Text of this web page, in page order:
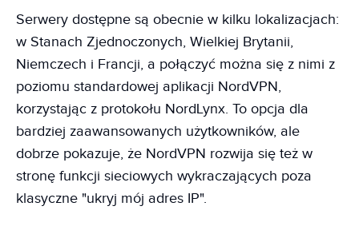
Serwery dostępne są obecnie w kilku lokalizacjach:
w Stanach Zjednoczonych, Wielkiej Brytanii,
Niemczech i Francji, a połączyć można się z nimi z
poziomu standardowej aplikacji NordVPN,
korzystając z protokołu NordLynx. To opcja dla
bardziej zaawansowanych użytkowników, ale
dobrze pokazuje, że NordVPN rozwija się też w
stronę funkcji sieciowych wykraczających poza
klasyczne "ukryj mój adres IP".